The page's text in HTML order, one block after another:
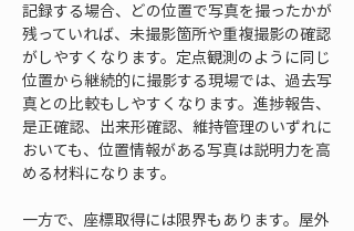
記録する場合、どの位置で写真を撮ったかが
残っていれば、未撮影箇所や重複撮影の確認
がしやすくなります。定点観測のように同じ
位置から継続的に撮影する現場では、過去写
真との比較もしやすくなります。進捗報告、
是正確認、出来形確認、維持管理のいずれに
おいても、位置情報がある写真は説明力を高
める材料になります。
一方で、座標取得には限界もあります。屋外